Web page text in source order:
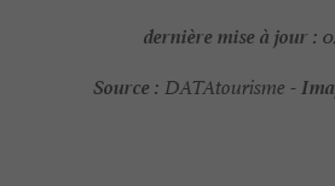
dernière mise à jour :
Source : DATAtourisme -